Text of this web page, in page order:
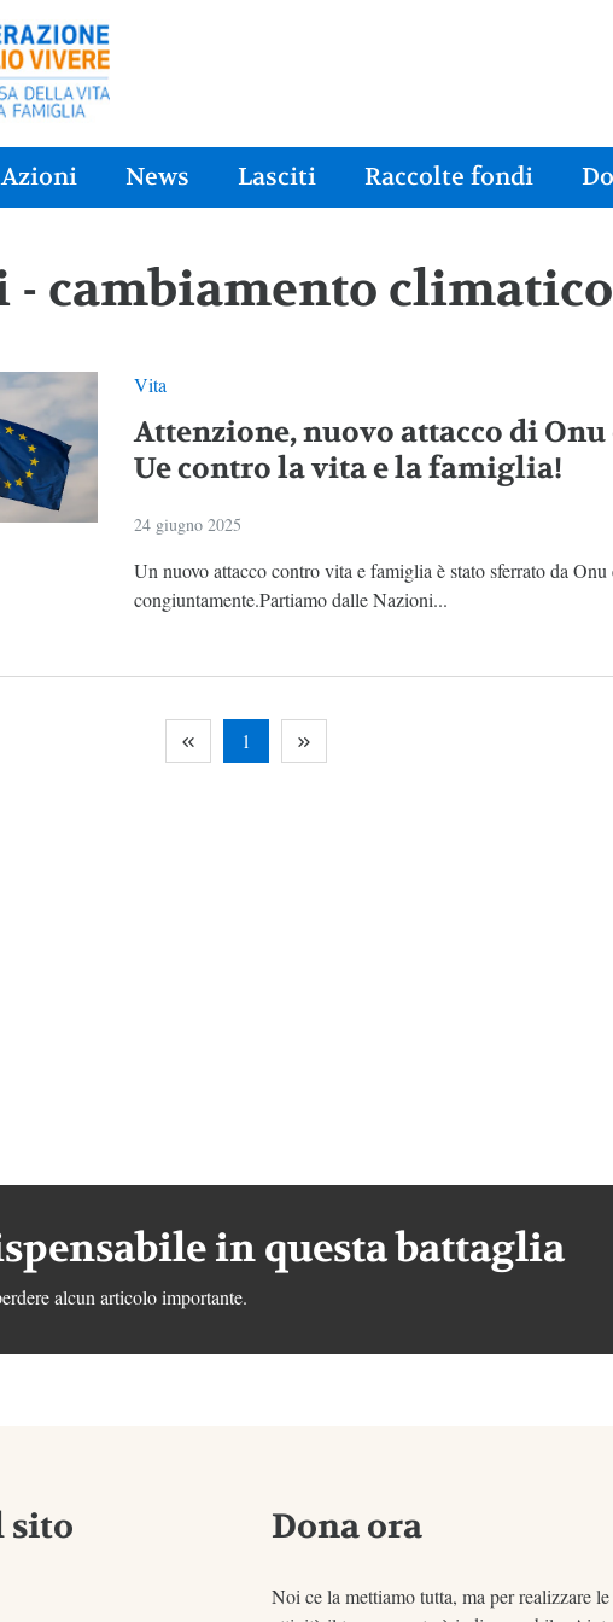
Azioni News Lasciti Raccolte fondi
cambiamento climatico
Vita
Attenzione, nuovo attacco di Onu
Ue contro la vita e la famiglia!
24 giugno 2025
Un nuovo attacco contro vita e famiglia è stato sferrato da Onu
congiuntamente.Partiamo dalle Nazioni...
1
in questa battaglia
alcun articolo importante.
sito Dona ora
Noi ce la mettiamo tutta, ma per realizzare le